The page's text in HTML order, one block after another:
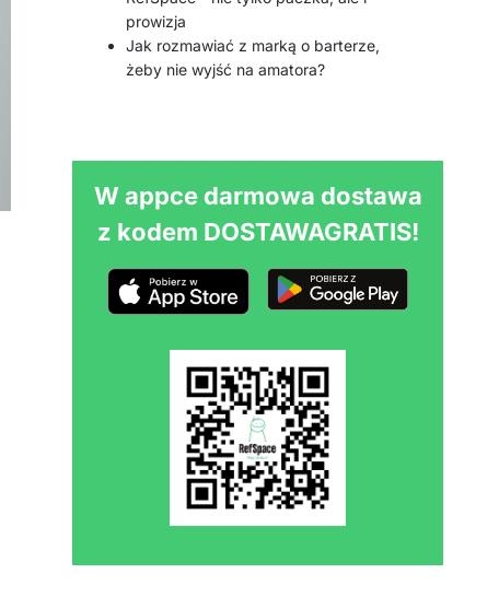
prowizja
Jak rozmawiać z marką o barterze,
żeby nie wyjść na amatora?
W appce darmowa dostawa
z kodem DOSTAWAGRATIS!